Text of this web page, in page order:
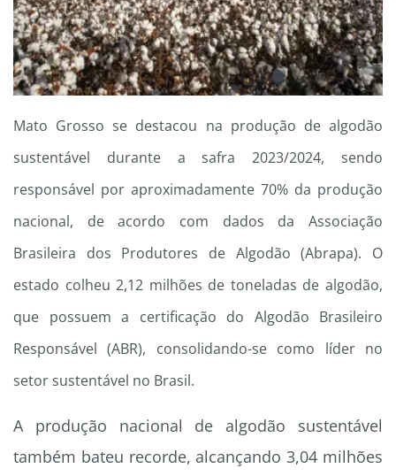
Mato Grosso se destacou na produção de algodão
sustentável durante a safra 2023/2024, sendo
responsável por aproximadamente 70% da produção
nacional, de acordo com dados da Associação
Brasileira dos Produtores de Algodão (Abrapa). O
estado colheu 2,12 milhões de toneladas de algodão,
que possuem a certificação do Algodão Brasileiro
Responsável (ABR), consolidando-se como líder no
setor sustentável no Brasil.
A produção nacional de algodão sustentável
também bateu recorde, alcançando 3,04 milhões